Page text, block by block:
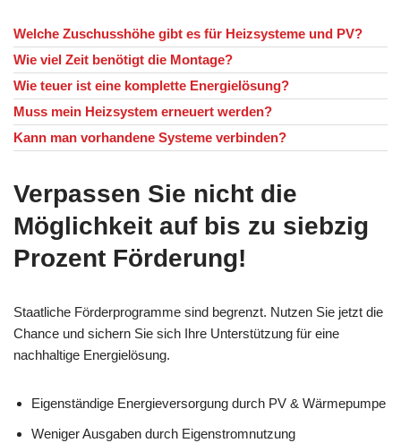
Welche Zuschusshöhe gibt es für Heizsysteme und PV?
Wie viel Zeit benötigt die Montage?
Wie teuer ist eine komplette Energielösung?
Muss mein Heizsystem erneuert werden?
Kann man vorhandene Systeme verbinden?
Verpassen Sie nicht die
Möglichkeit auf bis zu siebzig
Prozent Förderung!
Staatliche Förderprogramme sind begrenzt. Nutzen Sie jetzt die
Chance und sichern Sie sich Ihre Unterstützung für eine
nachhaltige Energielösung.
Eigenständige Energieversorgung durch PV & Wärmepumpe
Weniger Ausgaben durch Eigenstromnutzung